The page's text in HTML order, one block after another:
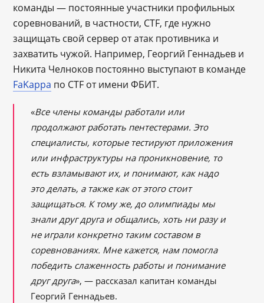
команды ― постоянные участники профильных
соревнований, в частности, CTF, где нужно
защищать свой сервер от атак противника и
захватить чужой. Например, Георгий Геннадьев и
Никита Челноков постоянно выступают в команде
FaKappa по CTF от имени ФБИТ.
«Все члены команды работали или
продолжают работать пентестерами. Это
специалисты, которые тестируют приложения
или инфраструктуры на проникновение, то
есть взламывают их, и понимают, как надо
это делать, а также как от этого стоит
защищаться. К тому же, до олимпиады мы
знали друг друга и общались, хоть ни разу и
не играли конкретно таким составом в
соревнованиях. Мне кажется, нам помогла
победить слаженность работы и понимание
друг друга», — рассказал капитан команды
Георгий Геннадьев.